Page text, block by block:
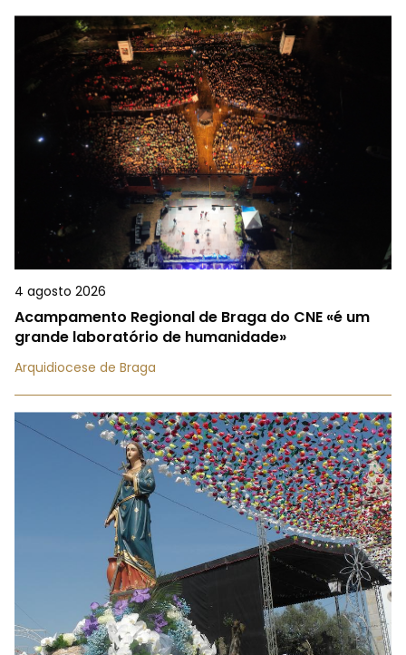
4 agosto 2026
Acampamento Regional de Braga do CNE «é um
grande laboratório de humanidade»
Arquidiocese de Braga